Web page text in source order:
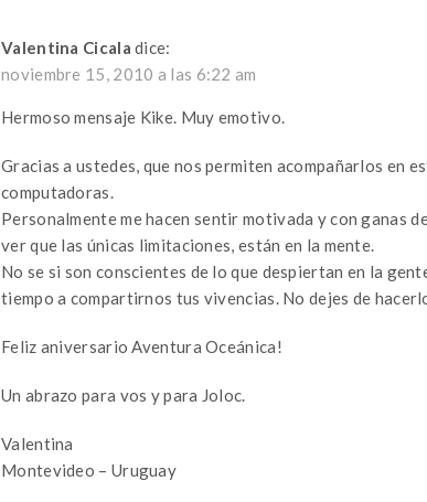
Valentina Cicala dice:
noviembre 15, 2010 a las 6:22 am
Hermoso mensaje Kike. Muy emotivo.
Gracias a ustedes, que nos permiten acompañarlos en
computadoras.
Personalmente me hacen sentir motivada y con ganas
ver que las únicas limitaciones, están en la mente.
No se si son conscientes de lo que despiertan en la
tiempo a compartirnos tus vivencias. No dejes de
Feliz aniversario Aventura Oceánica!
Un abrazo para vos y para Joloc.
Valentina
Montevideo – Uruguay